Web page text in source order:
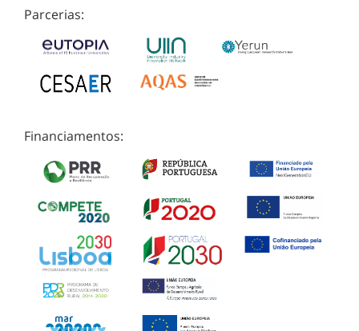
Parcerias:
Financiamentos: